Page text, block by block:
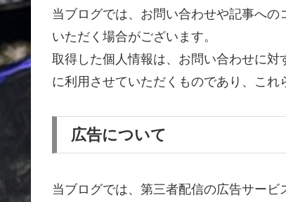
当ブログでは、お問い合わせや記事へ
いただく場合がございます。
取得した個人情報は、お問い合わせに
に利用させていただくものであり、これ
広告について
当ブログでは、第三者配信の広告サー